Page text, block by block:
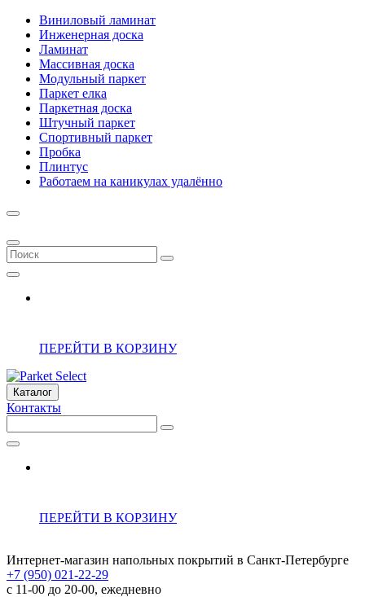
Виниловый ламинат
Инженерная доска
Ламинат
Массивная доска
Модульный паркет
Паркет елка
Паркетная доска
Штучный паркет
Спортивный паркет
Пробка
Плинтус
Работаем на каникулах удалённо
ПЕРЕЙТИ В КОРЗИНУ
Каталог
Контакты
ПЕРЕЙТИ В КОРЗИНУ
Интернет-магазин напольных покрытий в Санкт-Петербурге
+7 (950) 021-22-29
с 11-00 до 20-00, ежедневно